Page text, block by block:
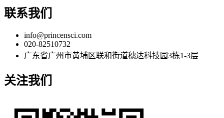
联系我们
info@princensci.com
020-82510732
广东省广州市黄埔区联和街道穗达科技园3栋1-3层
关注我们